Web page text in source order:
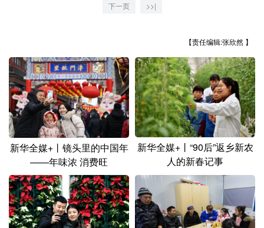
江苏
浙江 安徽 福建 江西
山东 河南 湖北 湖南
广东 广西 海南 重庆
四川 贵州 云南 西藏
陕西 甘肃 青海 宁夏
新疆 内蒙古 黑龙江
下一页 >>|
【责任编辑:张欣然 】
新华全媒+丨镜头里的中国年
——年味浓 消费旺
新华全媒+丨“90后”返乡新农
人的新春记事